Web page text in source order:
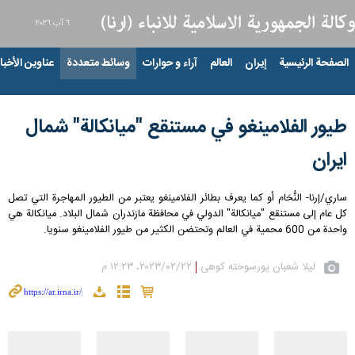
٦ آب ٢٠٢٦
الصفحة الرئيسية إيران العالم آراء و حوارات وسائط متعددة عناوين
طیور الفلامينغو في مستنقع "ميانكالة" شمال
ايران
ساري/إرنا- النُّحَام أو كما يعرف بطائر الفلامينغو يعتبر من الطيور المهاجرة التي تصل
كل عام إلى مستنقع "ميانكالة" الدولي في محافظة مازندران شمال البلاد. ميانكالة هي
واحدة من 600 محمية في العالم وتحتضن الکثیر من طیور الفلامينغو سنویا.
لیلا شعبان پورسوخته کوهی ٢٢‏/٠٢‏/٢٠٢٣، ١٢:٢٣ م